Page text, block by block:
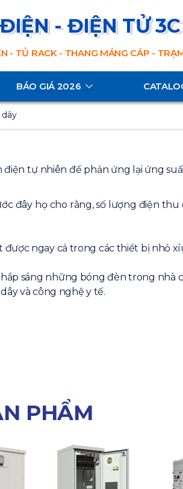
- ĐIỆN TỬ 3C
- TỦ RACK - THANG MÁNG CÁP -
BÁO GIÁ 2026
tự nhiên để phản ứng lại ứng
đây họ cho rằng, số lượng điện
ngay cả trong các thiết bị nhỏ
sáng những bóng đèn trong nhà
và công nghệ y tế.
PHẨM